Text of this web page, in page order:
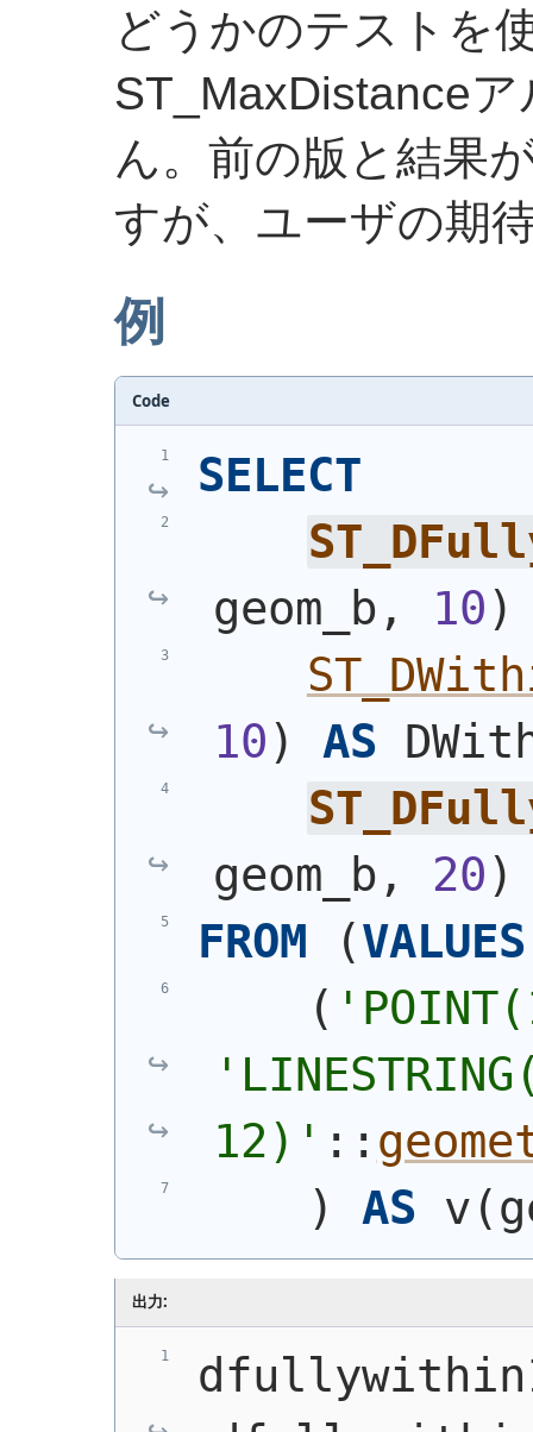
どうかのテストを
ST_MaxDistance
ん。前の版と結果
すが、ユーザの期
例
Code
SELECT
geom_b, 10)
10) AS
geom_b, 20)
FROM
(VALUES
( '
'
12) ' ::
)
AS v (
出力: